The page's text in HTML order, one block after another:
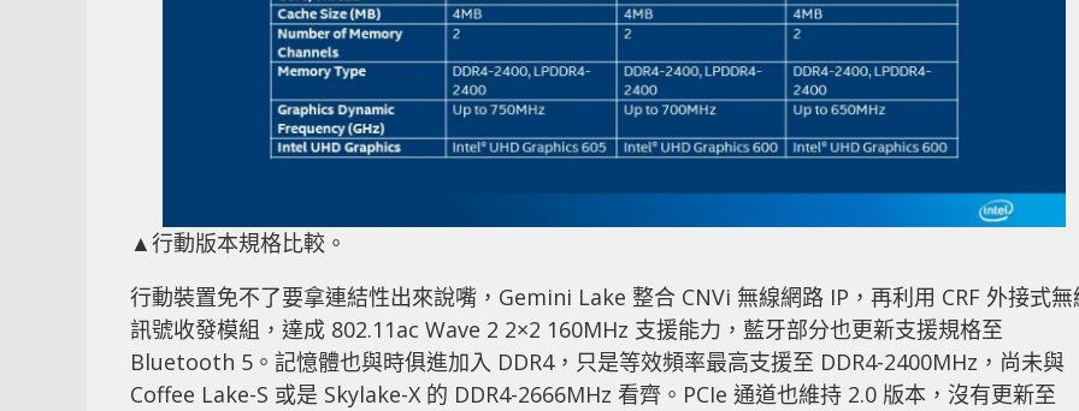
▲行動版本規格比較。
行動裝置免不了要拿連結性出來說嘴，Gemini Lake 整合 CNVi 無線網路 IP，再利用 CRF 外接式無
訊號收發模組，達成 802.11ac Wave 2 2×2 160MHz 支援能力，藍牙部分也更新支援規格至
Bluetooth 5。記憶體也與時俱進加入 DDR4，只是等效頻率最高支援至 DDR4-2400MHz，尚未與
Coffee Lake-S 或是 Skylake-X 的 DDR4-2666MHz 看齊。PCIe 通道也維持 2.0 版本，沒有更新至